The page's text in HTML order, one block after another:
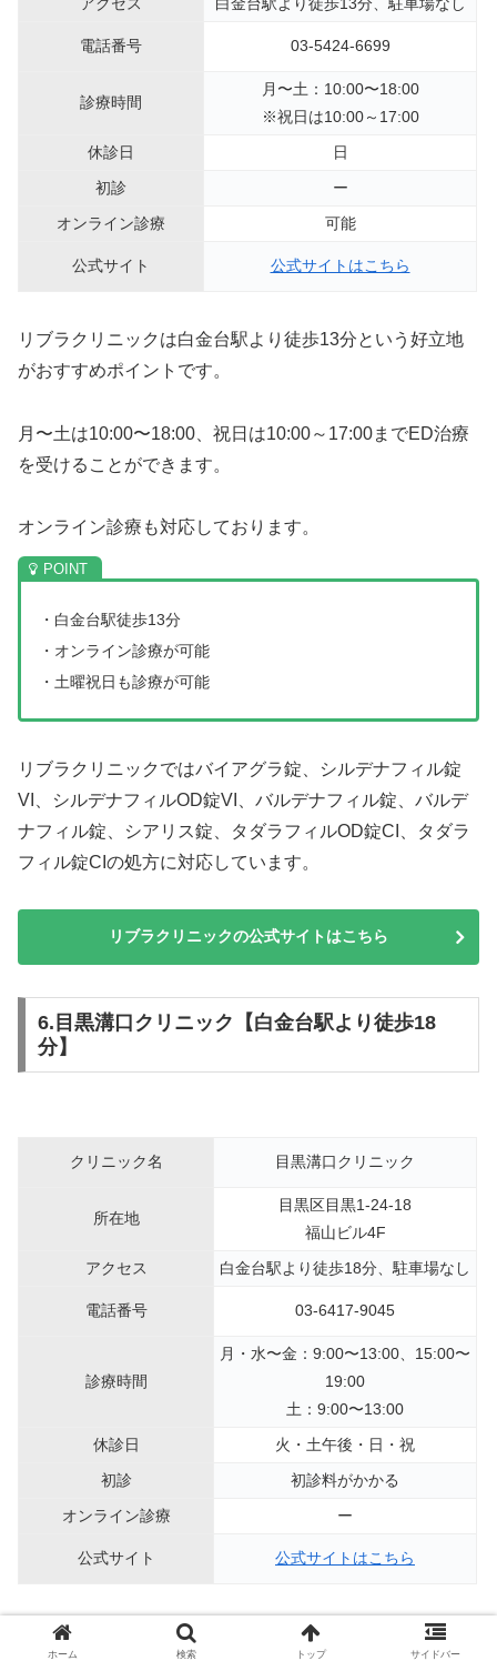
電話番号 03-5424-6699
診療時間
月〜土：10:00〜18:00
※祝日は10:00～17:00
休診日
日
初診
ー
オンライン診療
可能
公式サイト 公式サイトはこちら
リブラクリニックは白金台駅より徒歩13分という好立地
がおすすめポイントです。
月〜土は10:00〜18:00、祝日は10:00～17:00までED治療
を受けることができます。
オンライン診療も対応しております。
・白金台駅徒歩13分
・オンライン診療が可能
・土曜祝日も診療が可能
リブラクリニックではバイアグラ錠、シルデナフィル錠
VI、シルデナフィルOD錠VI、バルデナフィル錠、バルデ
ナフィル錠、シアリス錠、タダラフィルOD錠CI、タダラ
フィル錠CIの処方に対応しています。
リブラクリニックの公式サイトはこちら
6.目黒溝口クリニック【白金台駅より徒歩18
分】
クリニック名 目黒溝口クリニック
所在地
目黒区目黒1-24-18
福山ビル4F
アクセス
白金台駅より徒歩18分、駐車場なし
電話番号 03-6417-9045
診療時間
月・水〜金：9:00〜13:00、15:00〜
19:00
土：9:00〜13:00
休診日
火・土午後・日・祝
初診
初診料がかかる
オンライン診療
ー
公式サイト 公式サイトはこちら
目黒溝口クリニックは白金台駅より徒歩18分という好立
地がおすすめポイントです。
ホーム 検索 トップ サイドバー